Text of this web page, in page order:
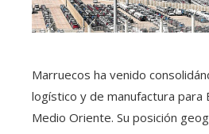
Marruecos ha venido
logístico y de manufactura para
Medio Oriente. Su posición